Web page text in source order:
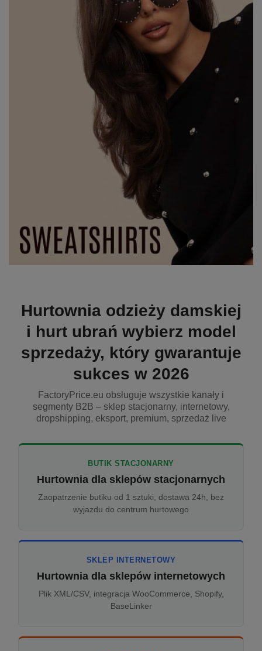
Hurtownia odzieży damskiej
i hurt ubrań wybierz model
sprzedaży, który gwarantuje
sukces w 2026
FactoryPrice.eu obsługuje wszystkie kanały i
segmenty B2B – sklep stacjonarny, internetowy,
dropshipping, eksport, premium, sprzedaż live
BUTIK STACJONARNY
Hurtownia dla sklepów stacjonarnych
Zaopatrzenie butiku od 1 sztuki, dostawa 24h, bez
wyjazdu do centrum hurtowego
SKLEP INTERNETOWY
Hurtownia dla sklepów internetowych
Plik XML/CSV, integracja WooCommerce, Shopify,
BaseLinker